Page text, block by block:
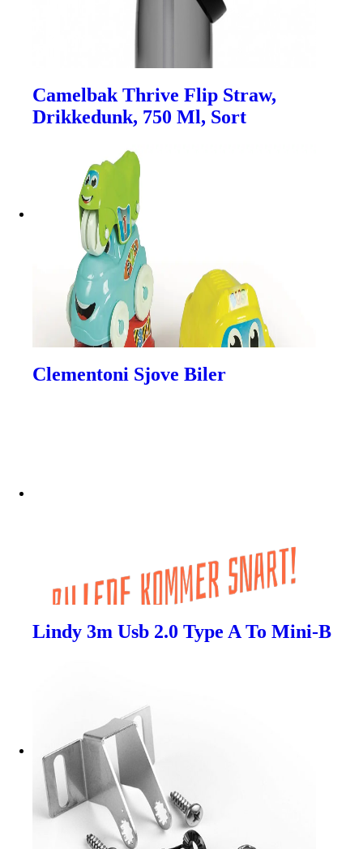
Camelbak Thrive Flip Straw,
Drikkedunk, 750 Ml, Sort
Clementoni Sjove Biler
Lindy 3m Usb 2.0 Type A To Mini-B